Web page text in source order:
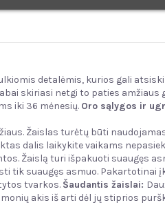
detalėmis, kurios gali
skiriasi netgi to paties
iki 36 mėnesių. Oro sąlygos ir
Žaislas turėtų būti
dalis laikykite vaikams
Žaislą turi išpakuoti suaugęs
tik suaugęs asmuo.
tvarkos. Šaudantis žaislai:
akis iš arti dėl jų stiprios